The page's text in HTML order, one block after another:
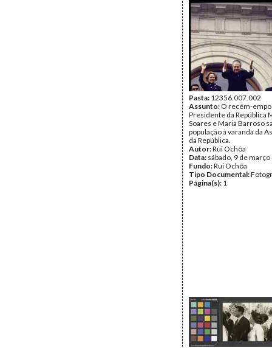
Pasta: 12356.007.002
Assunto: O recém-
Presidente da República
Soares e Maria Barroso
população à varanda da
da República.
Autor:Rui Ochôa
Data: sábado, 9 de
Fundo:Rui Ochôa
Tipo Documental:
Página(s): 1